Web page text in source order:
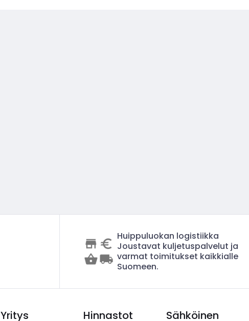
Huippuluokan logistiikka
Joustavat kuljetuspalvelut ja
varmat toimitukset kaikkialle
Suomeen.
Yritys Hinnastot
Sähköinen